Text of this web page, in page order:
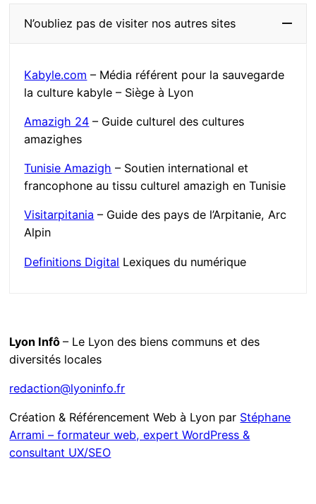
N’oubliez pas de visiter nos autres sites
Kabyle.com – Média référent pour la sauvegarde
la culture kabyle – Siège à Lyon
Amazigh 24 – Guide culturel des cultures
amazighes
Tunisie Amazigh – Soutien international et
francophone au tissu culturel amazigh en Tunisie
Visitarpitania – Guide des pays de l’Arpitanie, Arc
Alpin
Definitions Digital Lexiques du numérique
Lyon Infô– Le Lyon des biens communs et des
diversités locales
redaction@lyoninfo.fr
Création & Référencement Web à Lyon par Stéphane
Arrami – formateur web, expert WordPress &
consultant UX/SEO